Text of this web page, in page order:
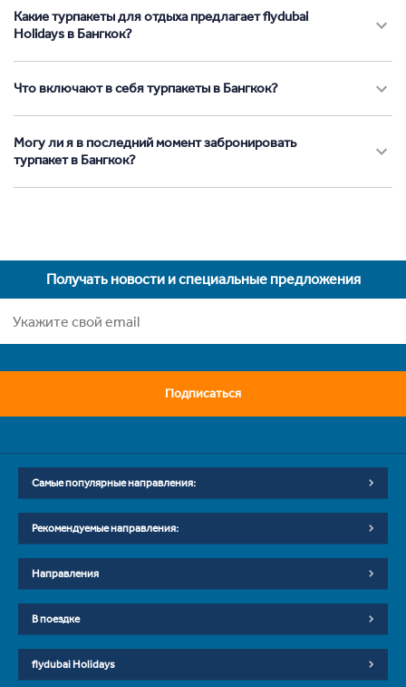
Какие турпакеты для отдыха предлагает flydubai
Holidays в Бангкок?
Что включают в себя турпакеты в Бангкок?
Могу ли я в последний момент забронировать
турпакет в Бангкок?
Получать новости и специальные предложения
Подписаться
Самые популярные направления:
Рекомендуемые направления:
Направления
В поездке
flydubai Holidays